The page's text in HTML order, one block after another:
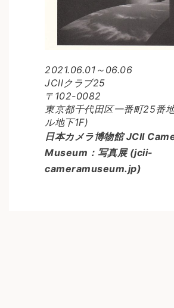
2021.06.01～06.06
JCllクラブ25
〒102-0082
東京都千代田区一番町25番
ル地下1F)
日本カメラ博物館 JCII
Museum：写真展 (jcii-
cameramuseum.jp)